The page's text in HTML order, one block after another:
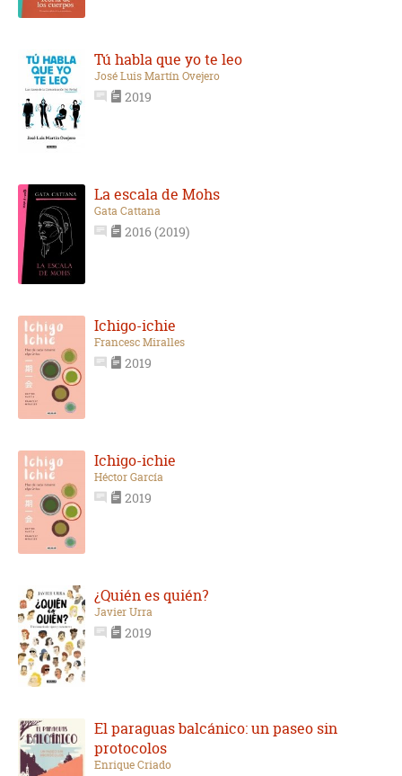
Tú habla que yo te leo
José Luis Martín Ovejero
2019
La escala de Mohs
Gata Cattana
2016 (2019)
Ichigo-ichie
Francesc Miralles
2019
Ichigo-ichie
Héctor García
2019
¿Quién es quién?
Javier Urra
2019
El paraguas balcánico: un paseo sin
protocolos
Enrique Criado